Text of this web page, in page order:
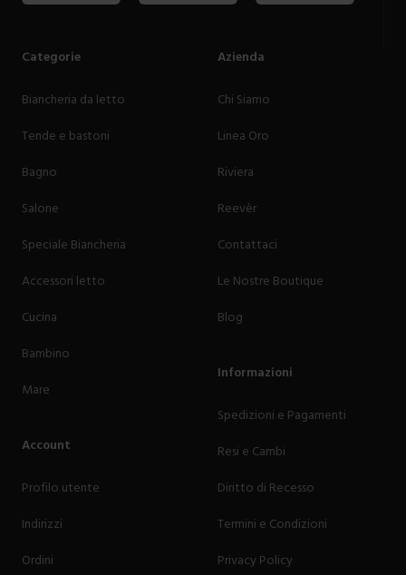
Categorie
Biancheria da letto
Tende e bastoni
Bagno
Salone
Speciale Biancheria
Accessori letto
Cucina
Bambino
Mare
Account
Profilo utente
Indirizzi
Ordini
Azienda
Chi Siamo
Linea Oro
Riviera
Reevèr
Contattaci
Le Nostre Boutique
Blog
Informazioni
Spedizioni e Pagamenti
Resi e Cambi
Diritto di Recesso
Termini e Condizioni
Privacy Policy